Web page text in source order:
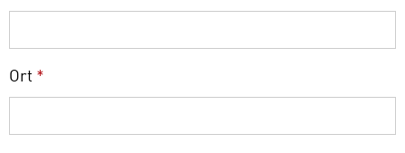
Ort *